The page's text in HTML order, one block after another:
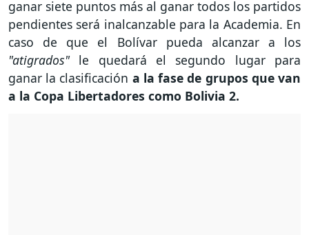
ganar siete puntos más al ganar todos los partidos
pendientes será inalcanzable para la Academia. En
caso de que el Bolívar pueda alcanzar a los
"atigrados"le quedará el segundo lugar para
ganar la clasificación a la fase de grupos que van
a la Copa Libertadores como Bolivia 2.